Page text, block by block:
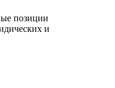
позиции
и